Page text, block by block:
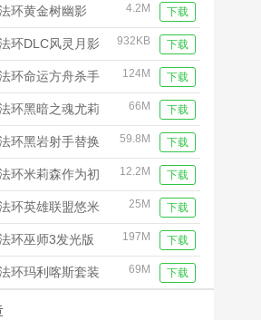
身器MOD
环黄金树幽影 4.2M 下载
环DLC风灵月影 932KB 下载
环命运方舟杀手 124M 下载
环黑暗之魂尤莉
装MOD
66M 下载
环黑岩射手替换
MOD
59.8M 下载
环米莉森作为初
业MOD
12.2M 下载
环英雄联盟悠米
士兵弩MOD
25M 下载
环巫师3发光版
大剑MOD
197M 下载
环玛利喀斯套装
纹理MOD
69M 下载